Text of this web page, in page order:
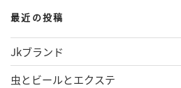
最近の投稿
Jkブランド
虫とビールとエクステ